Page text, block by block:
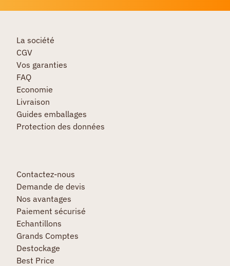
La société
CGV
Vos garanties
FAQ
Economie
Livraison
Guides emballages
Protection des données
Contactez-nous
Demande de devis
Nos avantages
Paiement sécurisé
Echantillons
Grands Comptes
Destockage
Best Price